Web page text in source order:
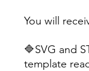
You will
🔷SVG and
template